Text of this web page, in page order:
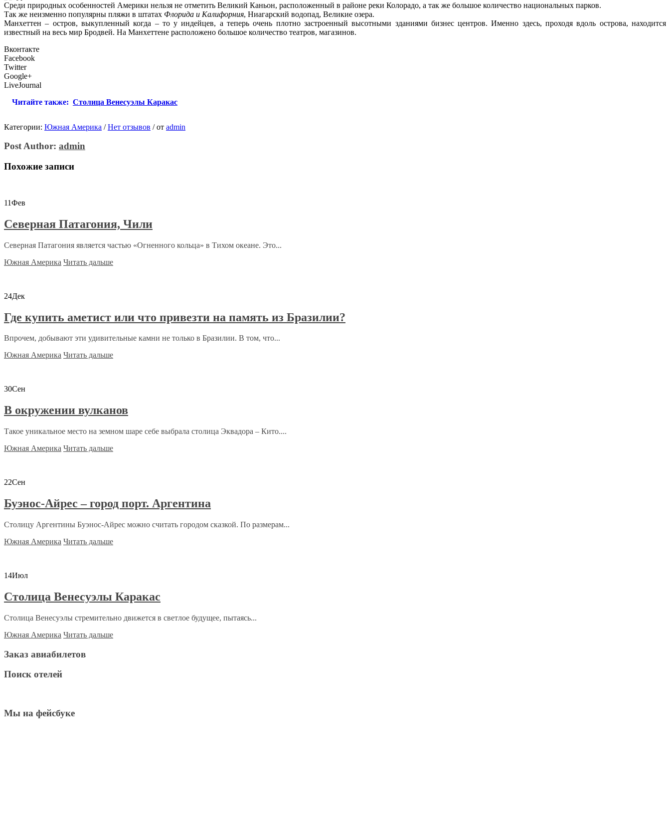
Среди природных особенностей Америки нельзя не отметить Великий Каньон, расположенный в районе реки Колорадо, а так же большое количество национальных парков.
Так же неизменно популярны пляжи в штатах Флорида и Калифорния, Ниагарский водопад, Великие озера.
Манхеттен – остров, выкупленный когда – то у индейцев, а теперь очень плотно застроенный высотными зданиями бизнес центров. Именно здесь, проходя вдоль острова, находится
известный на весь мир Бродвей. На Манхеттене расположено большое количество театров, магазинов.
Вконтакте
Facebook
Twitter
Google+
LiveJournal
Читайте также: Столица Венесуэлы Каракас
Категории: Южная Америка / Нет отзывов /от admin
Post Author: admin
Похожие записи
11Фев
Северная Патагония, Чили
Северная Патагония является частью «Огненного кольца» в Тихом океане. Это...
Южная Америка Читать дальше
24Дек
Где купить аметист или что привезти на память из Бразилии?
Впрочем, добывают эти удивительные камни не только в Бразилии. В том, что...
Южная Америка Читать дальше
30Сен
В окружении вулканов
Такое уникальное место на земном шаре себе выбрала столица Эквадора – Кито....
Южная Америка Читать дальше
22Сен
Буэнос-Айрес – город порт. Аргентина
Столицу Аргентины Буэнос-Айрес можно считать городом сказкой. По размерам...
Южная Америка Читать дальше
14Июл
Столица Венесуэлы Каракас
Столица Венесуэлы стремительно движется в светлое будущее, пытаясь...
Южная Америка Читать дальше
Заказ авиабилетов
Поиск отелей
Мы на фейсбуке